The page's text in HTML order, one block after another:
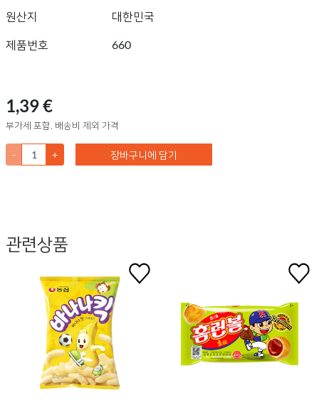
원산지 대한민국
제품번호 660
1,39 €
부가세 포함, 배송비 제외 가격
- + 장바구니에 담기
관련상품